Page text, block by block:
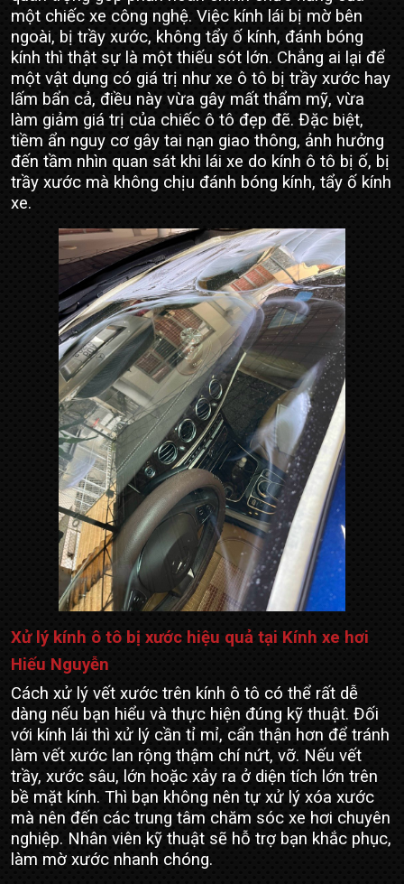
một chiếc xe công nghệ. Việc kính lái bị mờ bên
ngoài, bị trầy xước, không tẩy ố kính, đánh bóng
kính thì thật sự là một thiếu sót lớn. Chẳng ai lại để
một vật dụng có giá trị như xe ô tô bị trầy xước hay
lấm bẩn cả, điều này vừa gây mất thẩm mỹ, vừa
làm giảm giá trị của chiếc ô tô đẹp đẽ. Đặc biệt,
tiềm ẩn nguy cơ gây tai nạn giao thông, ảnh hưởng
đến tầm nhìn quan sát khi lái xe do kính ô tô bị ố, bị
trầy xước mà không chịu đánh bóng kính, tẩy ố kính
xe.
Xử lý kính ô tô bị xước hiệu quả tại Kính xe hơi
Hiếu Nguyễn
Cách xử lý vết xước trên kính ô tô có thể rất dễ
dàng nếu bạn hiểu và thực hiện đúng kỹ thuật. Đối
với kính lái thì xử lý cần tỉ mỉ, cẩn thận hơn để tránh
làm vết xước lan rộng thậm chí nứt, vỡ. Nếu vết
trầy, xước sâu, lớn hoặc xảy ra ở diện tích lớn trên
bề mặt kính. Thì bạn không nên tự xử lý xóa xước
mà nên đến các trung tâm chăm sóc xe hơi chuyên
nghiệp. Nhân viên kỹ thuật sẽ hỗ trợ bạn khắc phục,
làm mờ xước nhanh chóng.